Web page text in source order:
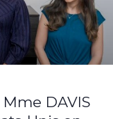
DAVIS